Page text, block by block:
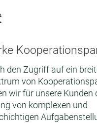
den Zugriff auf ein
von
wir für unsere Kunden
von komplexen und